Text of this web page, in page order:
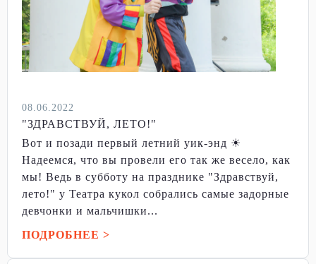
08.06.2022
"ЗДРАВСТВУЙ, ЛЕТО!"
Вот и позади первый летний уик-энд ☀
Надеемся, что вы провели его так же весело, как
мы! Ведь в субботу на празднике "Здравствуй,
лето!" у Театра кукол собрались самые задорные
девчонки и мальчишки...
ПОДРОБНЕЕ >